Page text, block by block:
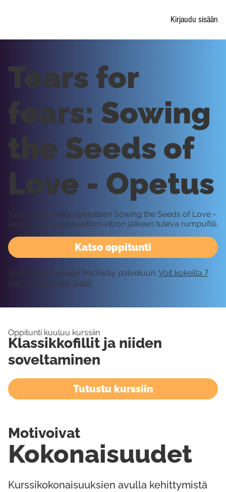
Kirjaudu sisään
Katso oppitunti
Tears for
fears: Sowing
the Seeds of
Love - Opetus
Tällä oppitunnilla opetellaan Sowing the Seeds of Love -
kappaleen syntetisaattori-intron jälkeen tuleva rumpufilli.
Vaatii kirjautumisen Rockway palveluun. Voit kokeilla 7
päivää ilmaiseksi tästä!
Oppitunti kuuluu kurssiin
Klassikkofillit ja niiden
soveltaminen
Tutustu kurssiin
Kurssikokonaisuuksien avulla kehittymistä
Kokonaisuudet
Motivoivat